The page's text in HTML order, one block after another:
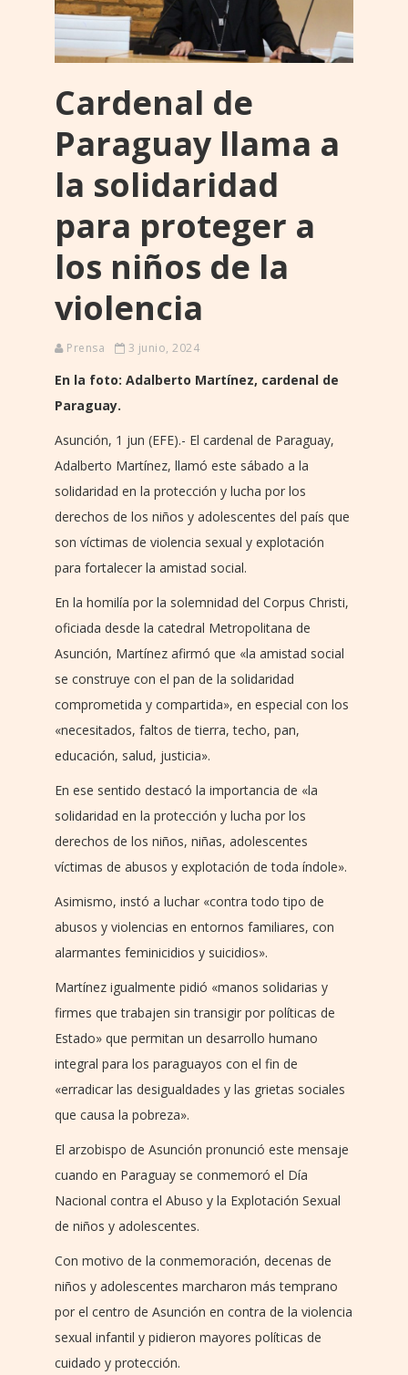
Cardenal de
Paraguay llama a
la solidaridad
para proteger a
los niños de la
violencia
Prensa 3 junio, 2024
En la foto: Adalberto Martínez, cardenal de
Paraguay.
Asunción, 1 jun (EFE).- El cardenal de Paraguay,
Adalberto Martínez, llamó este sábado a la
solidaridad en la protección y lucha por los
derechos de los niños y adolescentes del país que
son víctimas de violencia sexual y explotación
para fortalecer la amistad social.
En la homilía por la solemnidad del Corpus Christi,
oficiada desde la catedral Metropolitana de
Asunción, Martínez afirmó que «la amistad social
se construye con el pan de la solidaridad
comprometida y compartida», en especial con los
«necesitados, faltos de tierra, techo, pan,
educación, salud, justicia».
En ese sentido destacó la importancia de «la
solidaridad en la protección y lucha por los
derechos de los niños, niñas, adolescentes
víctimas de abusos y explotación de toda índole».
Asimismo, instó a luchar «contra todo tipo de
abusos y violencias en entornos familiares, con
alarmantes feminicidios y suicidios».
Martínez igualmente pidió «manos solidarias y
firmes que trabajen sin transigir por políticas de
Estado» que permitan un desarrollo humano
integral para los paraguayos con el fin de
«erradicar las desigualdades y las grietas sociales
que causa la pobreza».
El arzobispo de Asunción pronunció este mensaje
cuando en Paraguay se conmemoró el Día
Nacional contra el Abuso y la Explotación Sexual
de niños y adolescentes.
Con motivo de la conmemoración, decenas de
niños y adolescentes marcharon más temprano
por el centro de Asunción en contra de la violencia
sexual infantil y pidieron mayores políticas de
cuidado y protección.